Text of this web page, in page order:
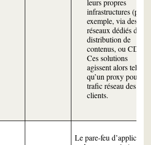
leurs propres
infrastructures (par
exemple, via des
réseaux dédiés de
distribution de
contenus, ou CDN).
Ces solutions
agissent alors tel
qu’un proxy pour le
trafic réseau des
clients.
Le pare-feu d’application